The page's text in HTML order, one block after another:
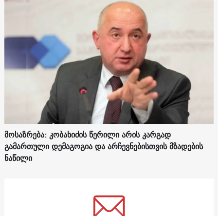
მოსაზრება: კობახიძის წერილი არის კარგად
გამართული დემაგოგია და არჩევნებისთვის მზადების
ნაწილი